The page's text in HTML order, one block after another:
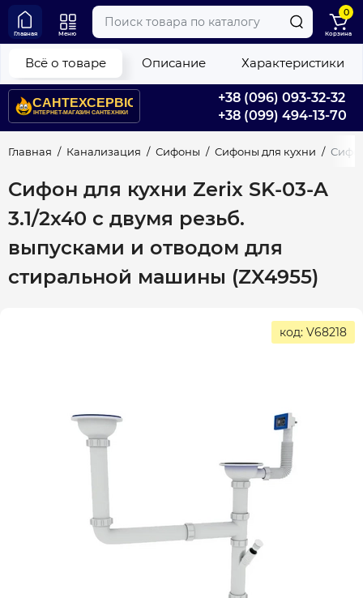
+38 (096) 093-32-32
+38 (099) 494-13-70
Главная Меню
0
Корзина
Главная Канализация Сифоны Сифоны для кухни
Сифон для кухни Zerix SK-03-A
3.1/2x40 с двумя резьб.
выпусками и отводом для
стиральной машины (ZX4955)
Всё о товаре Описание Характеристики
код: V68218